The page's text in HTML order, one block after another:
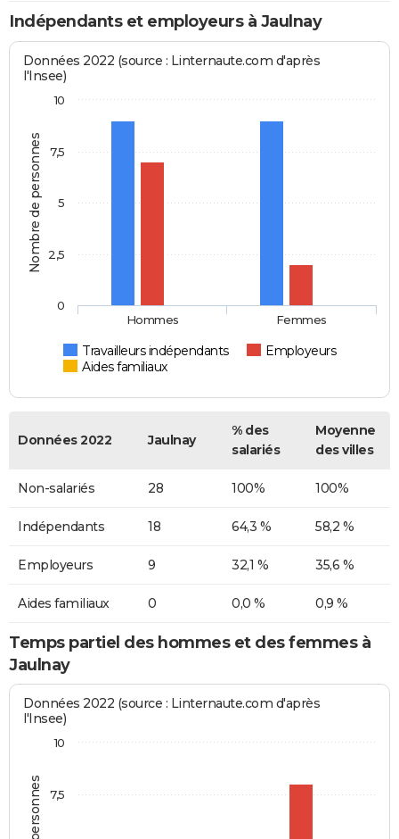
Indépendants et employeurs à Jaulnay
Nombre de personnes
Données 2022 (source : Linternaute.com d'après
l'Insee)
Travailleurs indépendants
Employeurs
Aides familiaux
Hommes Femmes
0
2,5
5
7,5
10
Données 2022 Jaulnay
% des
salariés
Moyenne
des villes
Non-salariés 28 100% 100%
Indépendants 18 64,3 % 58,2 %
Employeurs 9 32,1 % 35,6 %
Aides familiaux 0 0,0 % 0,9 %
Temps partiel des hommes et des femmes à
Jaulnay
Données 2022 (source : Linternaute.com d'après
l'Insee)
7,5
10